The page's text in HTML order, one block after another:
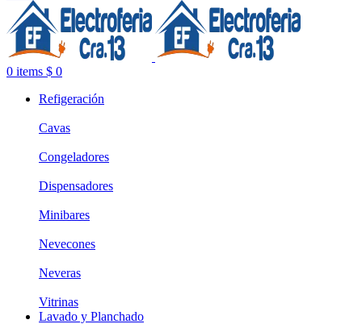
0 items $ 0
Refigeración
Cavas
Congeladores
Dispensadores
Minibares
Nevecones
Neveras
Vitrinas
Lavado y Planchado